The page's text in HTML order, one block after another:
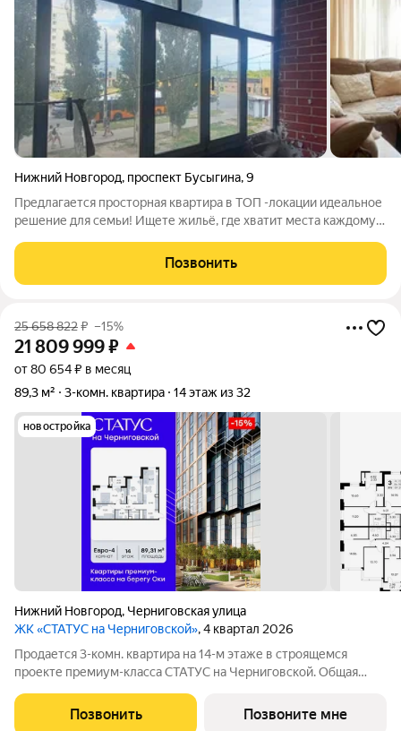
Нижний Новгород, проспект Бусыгина,9
Предлагается просторная квартира в ТОП -локации идеальное
решение для семьи! Ищете жильё, где хватит места каждому?
интерьер своей мечты. Сейчас она требует ремонта отличный
шанс обустроить
Позвонить
25 658 822₽ –15%
21 809 999₽
от 80 654 ₽ в месяц
89,3 м²
3-комн. квартира 14 этаж из 32
новостройка
Нижний Новгород, Черниговская улица
ЖК «СТАТУС на Черниговской», 4 квартал 2026
Продается 3-комн. квартира на 14-м этаже в строящемся
проекте премиум-класса СТАТУС на Черниговской. Общая
отведено под жилую и 22,77 кв. м под кухонную зону. Номер
квартиры - 376.
Позвонить Позвоните мне